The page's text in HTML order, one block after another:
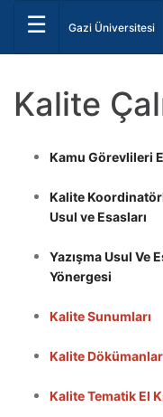
☰ Gazi Üniversitesi
Kalite
Kamu Görevlileri
Kalite
Usul ve Esasları
Yazışma Usul Ve
Yönergesi
Kalite Sunumları
Kalite
Kalite Tematik El